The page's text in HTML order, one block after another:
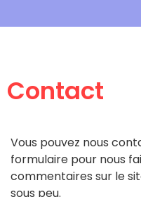
Contact
Vous pouvez nous
formulaire pour nous
commentaires sur le
sous peu.